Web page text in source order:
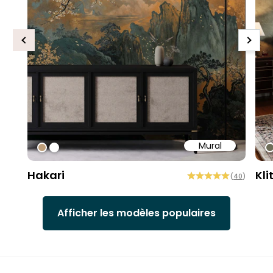
Mural
#bd9e7a
#ffffff
Hakari (40)
Previous Next
Afficher les modèles populaires